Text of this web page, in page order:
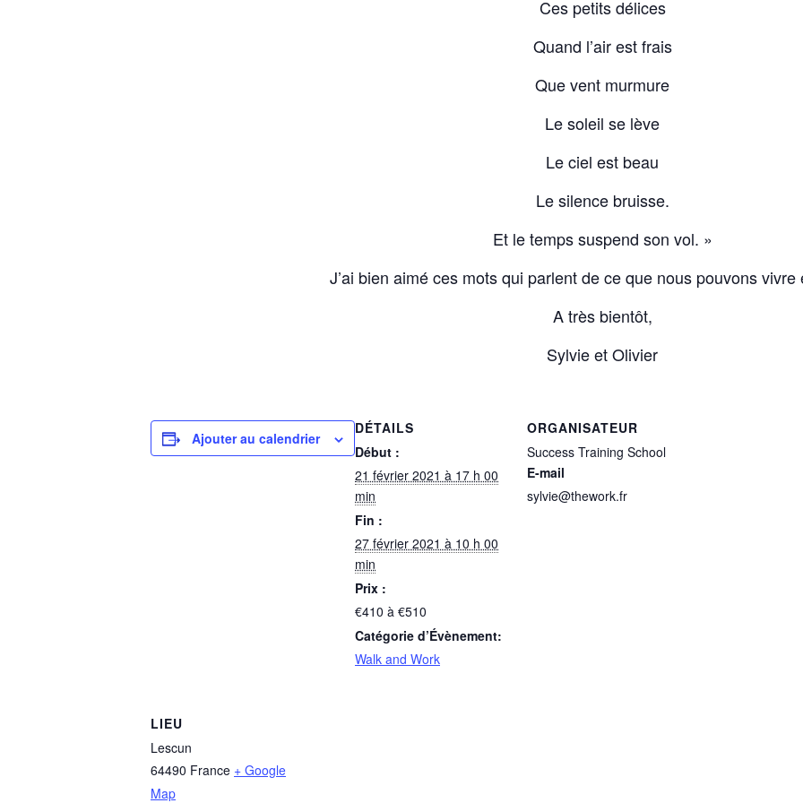
Ces petits délices
Quand l’air est frais
Que vent murmure
Le soleil se lève
Le ciel est beau
Le silence bruisse.
Et le temps suspend son vol. »
J’ai bien aimé ces mots qui parlent de ce que nous pouvons vivre
A très bientôt,
Sylvie et Olivier
Ajouter au calendrier
DÉTAILS
Début :
21 février 2021 à 17 h 00
min
Fin :
27 février 2021 à 10 h 00
min
Prix :
€410 à €510
Catégorie d’Évènement:
Walk and Work
ORGANISATEUR
Success Training School
E-mail
sylvie@thework.fr
LIEU
Lescun
64490 France + Google
Map